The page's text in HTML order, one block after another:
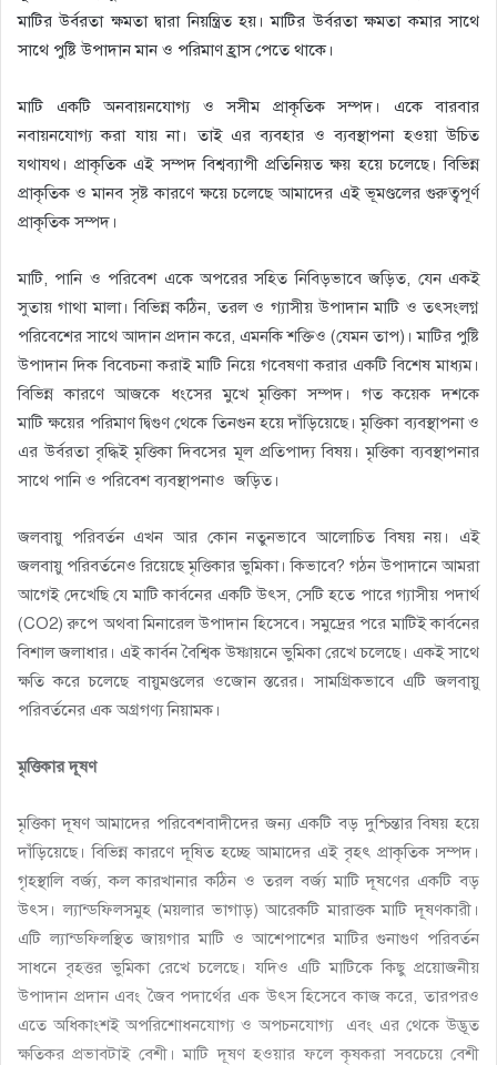
মাটির উর্বরতা ক্ষমতা দ্বারা নিয়ন্ত্রিত হয়। মাটির উর্বরতা ক্ষমতা কমার সাথে
সাথে পুষ্টি উপাদান মান ও পরিমাণ হ্রাস পেতে থাকে।
মাটি একটি অনবায়নযোগ্য ও সসীম প্রাকৃতিক সম্পদ। একে বারবার
নবায়নযোগ্য করা যায় না। তাই এর ব্যবহার ও ব্যবস্থাপনা হওয়া উচিত
যথাযথ। প্রাকৃতিক এই সম্পদ বিশ্বব্যাপী প্রতিনিয়ত ক্ষয় হয়ে চলেছে। বিভিন্ন
প্রাকৃতিক ও মানব সৃষ্ট কারণে ক্ষয়ে চলেছে আমাদের এই ভূমণ্ডলের গুরুত্বপূর্ণ
প্রাকৃতিক সম্পদ।
মাটি, পানি ও পরিবেশ একে অপরের সহিত নিবিড়ভাবে জড়িত, যেন একই
সুতায় গাথা মালা। বিভিন্ন কঠিন, তরল ও গ্যাসীয় উপাদান মাটি ও তৎসংলগ্ন
পরিবেশের সাথে আদান প্রদান করে, এমনকি শক্তিও (যেমন তাপ)। মাটির পুষ্টি
উপাদান দিক বিবেচনা করাই মাটি নিয়ে গবেষণা করার একটি বিশেষ মাধ্যম।
বিভিন্ন কারণে আজকে ধংসের মুখে মৃত্তিকা সম্পদ। গত কয়েক দশকে
মাটি ক্ষয়ের পরিমাণ দ্বিগুণ থেকে তিনগুন হয়ে দাঁড়িয়েছে। মৃত্তিকা ব্যবস্থাপনা ও
এর উর্বরতা বৃদ্ধিই মৃত্তিকা দিবসের মূল প্রতিপাদ্য বিষয়। মৃত্তিকা ব্যবস্থাপনার
সাথে পানি ও পরিবেশ ব্যবস্থাপনাও জড়িত।
জলবায়ু পরিবর্তন এখন আর কোন নতুনভাবে আলোচিত বিষয় নয়। এই
জলবায়ু পরিবর্তনেও রিয়েছে মৃত্তিকার ভুমিকা। কিভাবে? গঠন উপাদানে আমরা
আগেই দেখেছি যে মাটি কার্বনের একটি উৎস, সেটি হতে পারে গ্যাসীয় পদার্থ
(CO2) রুপে অথবা মিনারেল উপাদান হিসেবে। সমুদ্রের পরে মাটিই কার্বনের
বিশাল জলাধার। এই কার্বন বৈশ্বিক উষ্ণায়নে ভুমিকা রেখে চলেছে। একই সাথে
ক্ষতি করে চলেছে বায়ুমণ্ডলের ওজোন স্তরের। সামগ্রিকভাবে এটি জলবায়ু
পরিবর্তনের এক অগ্রগণ্য নিয়ামক।
মৃত্তিকার দূষণ
মৃত্তিকা দূষণ আমাদের পরিবেশবাদীদের জন্য একটি বড় দুশ্চিন্তার বিষয় হয়ে
দাঁড়িয়েছে। বিভিন্ন কারণে দূষিত হচ্ছে আমাদের এই বৃহৎ প্রাকৃতিক সম্পদ।
গৃহস্থালি বর্জ্য, কল কারখানার কঠিন ও তরল বর্জ্য মাটি দূষণের একটি বড়
উৎস। ল্যান্ডফিলসমুহ (ময়লার ভাগাড়) আরেকটি মারাত্তক মাটি দূষণকারী।
এটি ল্যান্ডফিলস্থিত জায়গার মাটি ও আশেপাশের মাটির গুনাগুণ পরিবর্তন
সাধনে বৃহত্তর ভুমিকা রেখে চলেছে। যদিও এটি মাটিকে কিছু প্রয়োজনীয়
উপাদান প্রদান এবং জৈব পদার্থের এক উৎস হিসেবে কাজ করে, তারপরও
এতে অধিকাংশই অপরিশোধনযোগ্য ও অপচনযোগ্য এবং এর থেকে উদ্ভূত
ক্ষতিকর প্রভাবটাই বেশী। মাটি দূষণ হওয়ার ফলে কৃষকরা সবচেয়ে বেশী